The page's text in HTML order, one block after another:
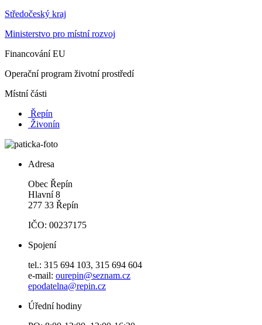
Středočeský kraj
Ministerstvo pro místní rozvoj
Financování EU
Operační program životní prostředí
Místní části
Řepín
Živonín
Adresa
Obec Řepín
Hlavní 8
277 33 Řepín
IČO: 00237175
Spojení
tel.: 315 694 103, 315 694 604
e-mail: ourepin@seznam.cz
epodatelna@repin.cz
Úřední hodiny